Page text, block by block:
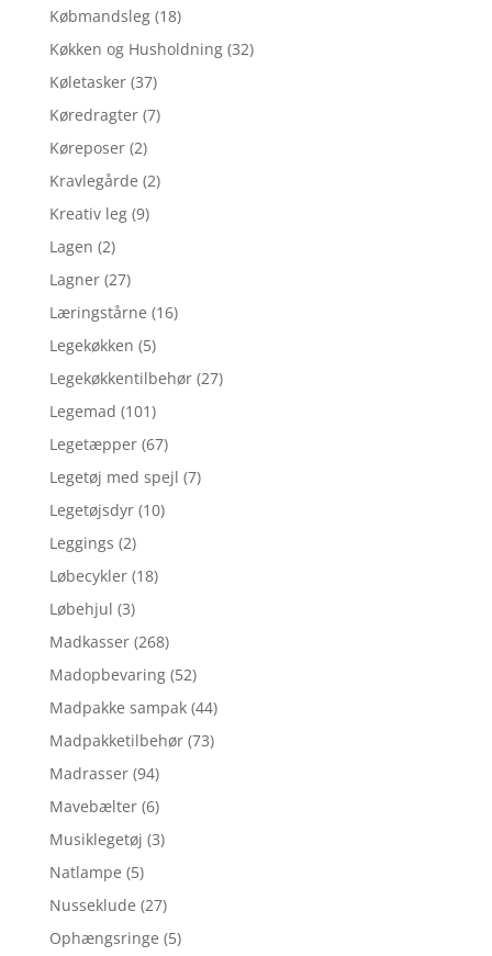
Købmandsleg (18)
Køkken og Husholdning (32)
Køletasker (37)
Køredragter (7)
Køreposer (2)
Kravlegårde (2)
Kreativ leg (9)
Lagen (2)
Lagner (27)
Læringstårne (16)
Legekøkken (5)
Legekøkkentilbehør (27)
Legemad (101)
Legetæpper (67)
Legetøj med spejl (7)
Legetøjsdyr (10)
Leggings (2)
Løbecykler (18)
Løbehjul (3)
Madkasser (268)
Madopbevaring (52)
Madpakke sampak (44)
Madpakketilbehør (73)
Madrasser (94)
Mavebælter (6)
Musiklegetøj (3)
Natlampe (5)
Nusseklude (27)
Ophængsringe (5)